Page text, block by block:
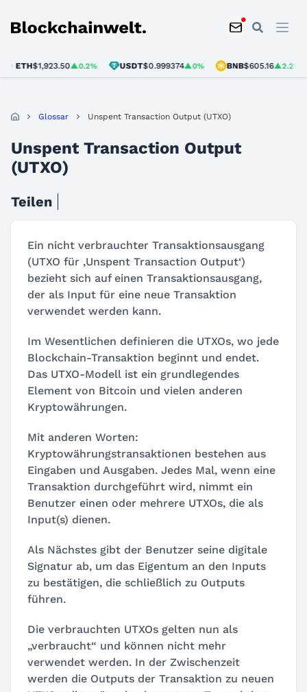
Blockchainwelt
ETH$1,923.50▲0.2% USDT$0.999374▲0% BNB$605.16▲2.2%
Glossar Unspent Transaction Output (UTXO)
Unspent Transaction Output
(UTXO)
Teilen
Ein nicht verbrauchter Transaktionsausgang
(UTXO für ‚Unspent Transaction Output‘)
bezieht sich auf einen Transaktionsausgang,
der als Input für eine neue Transaktion
verwendet werden kann.
Im Wesentlichen definieren die UTXOs, wo jede
Blockchain-Transaktion beginnt und endet.
Das UTXO-Modell ist ein grundlegendes
Element von Bitcoin und vielen anderen
Kryptowährungen.
Mit anderen Worten:
Kryptowährungstransaktionen bestehen aus
Eingaben und Ausgaben. Jedes Mal, wenn eine
Transaktion durchgeführt wird, nimmt ein
Benutzer einen oder mehrere UTXOs, die als
Input(s) dienen.
Als Nächstes gibt der Benutzer seine digitale
Signatur ab, um das Eigentum an den Inputs
zu bestätigen, die schließlich zu Outputs
führen.
Die verbrauchten UTXOs gelten nun als
„verbraucht“ und können nicht mehr
verwendet werden. In der Zwischenzeit
werden die Outputs der Transaktion zu neuen